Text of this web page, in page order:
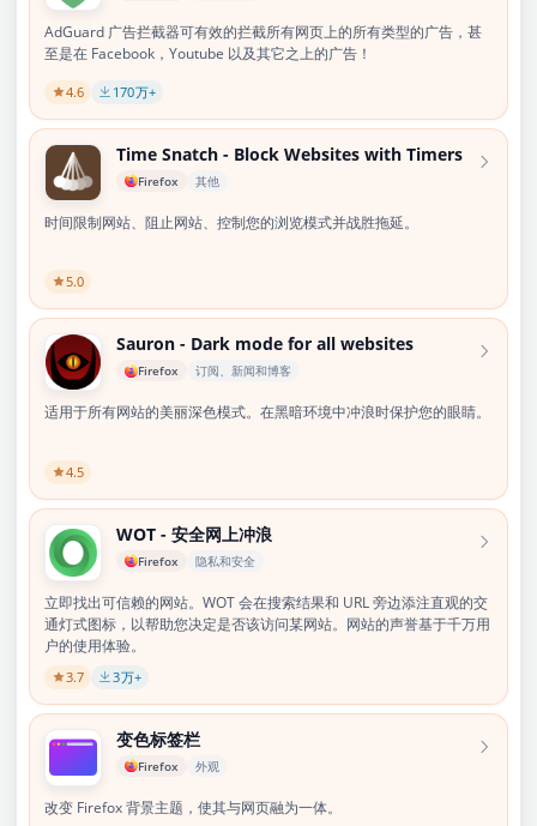
AdGuard 广告拦截器可有效的拦截所有网页上的所有类型的广告，甚
至是在 Facebook，Youtube 以及其它之上的广告！
4.6 170万+
Time Snatch - Block Websites with Timers
Firefox 其他
时间限制网站、阻止网站、控制您的浏览模式并战胜拖延。
5.0
Sauron - Dark mode for all websites
Firefox 订阅、新闻和博客
适用于所有网站的美丽深色模式。在黑暗环境中冲浪时保护您的眼睛。
4.5
WOT - 安全网上冲浪
Firefox 隐私和安全
立即找出可信赖的网站。WOT 会在搜索结果和 URL 旁边添注直观的交
通灯式图标，以帮助您决定是否该访问某网站。网站的声誉基于千万用
户的使用体验。
3.7 3万+
变色标签栏
Firefox 外观
改变 Firefox 背景主题，使其与网页融为一体。